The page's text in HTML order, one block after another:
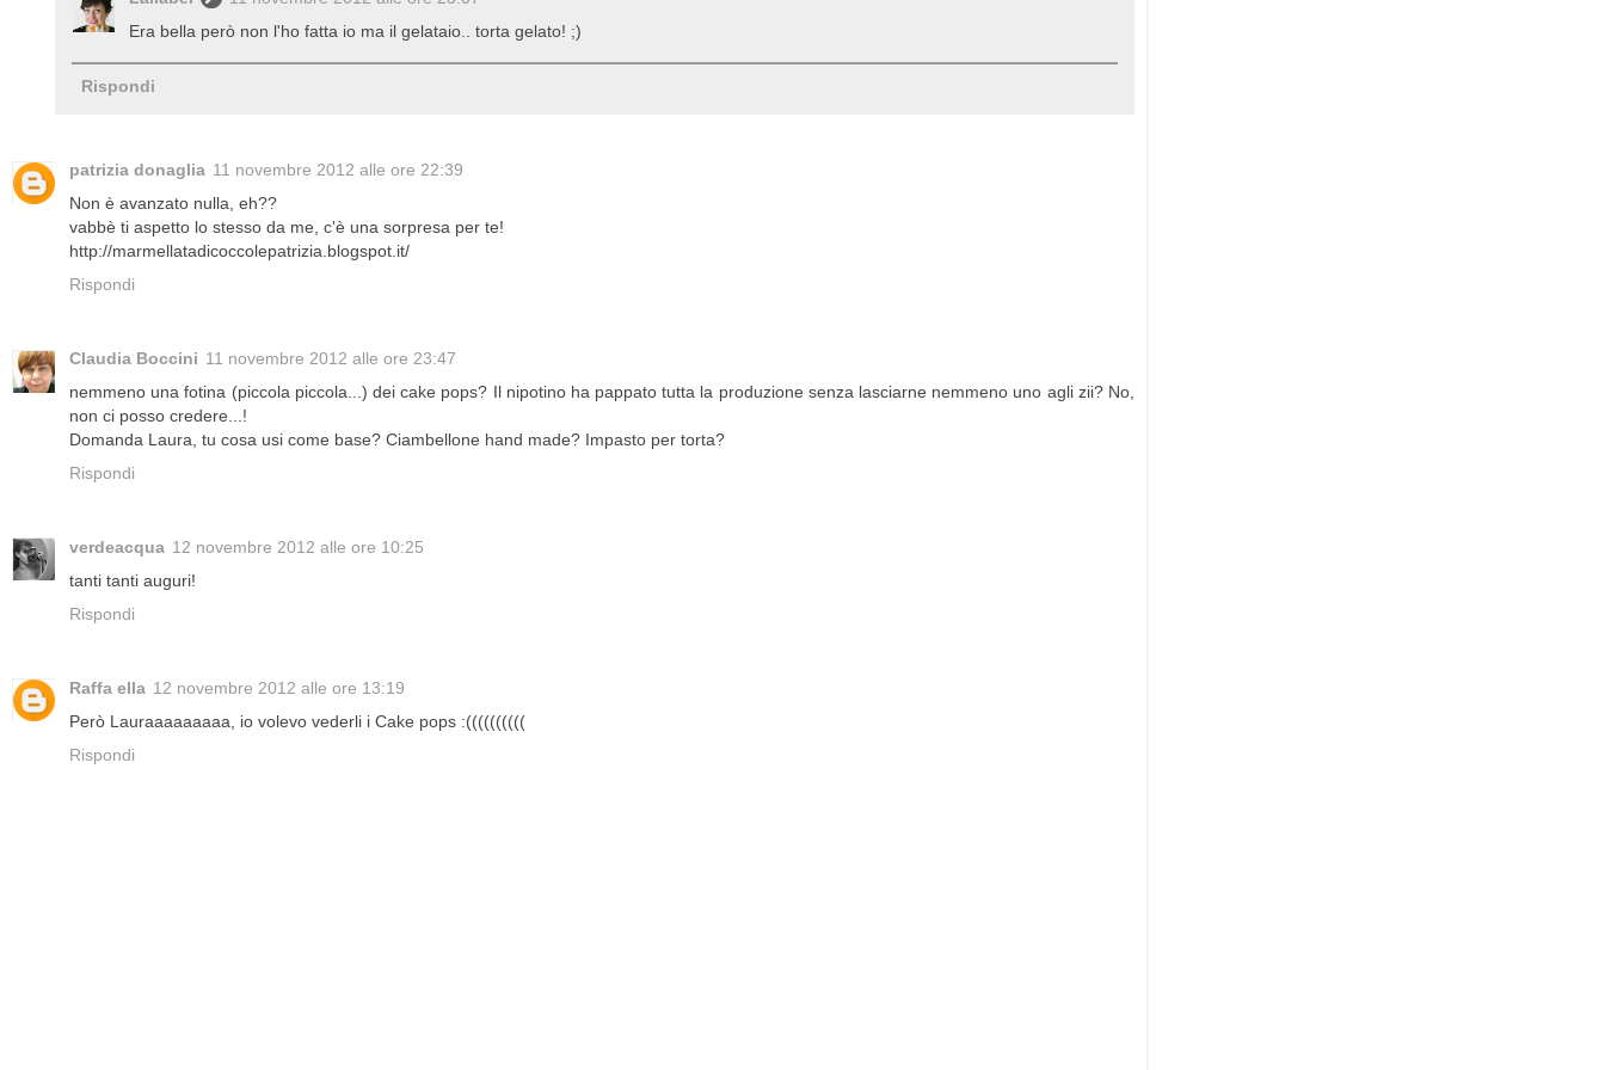
Era bella però non l'ho fatta io ma il gelataio.. torta gelato! ;)
Rispondi
patrizia donaglia 11 novembre 2012 alle ore 22:39
Non è avanzato nulla, eh??
vabbè ti aspetto lo stesso da me, c'è una sorpresa per te!
http://marmellatadicoccolepatrizia.blogspot.it/
Rispondi
Claudia Boccini 11 novembre 2012 alle ore 23:47
nemmeno una fotina (piccola piccola...) dei cake pops? Il nipotino ha pappato tutta la produzione senza lasciarne nemmeno uno agli zii? No,
non ci posso credere...!
Domanda Laura, tu cosa usi come base? Ciambellone hand made? Impasto per torta?
Rispondi
verdeacqua 12 novembre 2012 alle ore 10:25
tanti tanti auguri!
Rispondi
Raffa ella 12 novembre 2012 alle ore 13:19
Però Lauraaaaaaaaa, io volevo vederli i Cake pops :((((((((((
Rispondi